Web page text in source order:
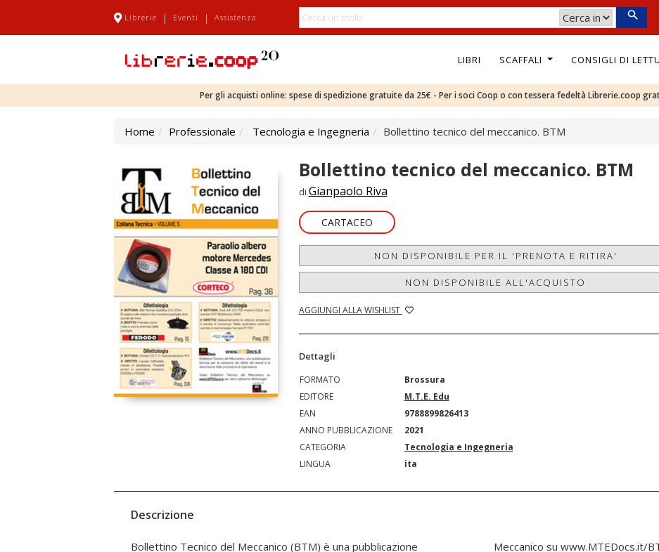
Librerie | Eventi | Assistenza
LIBRI SCAFFALI CONSIGLI DI
Per gli acquisti online: spese di spedizione gratuite da 25€ - Per i soci Coop o con tessera fedeltà Librerie.coop
Home Professionale Tecnologia e Ingegneria Bollettino tecnico del meccanico. BTM
Bollettino tecnico del meccanico. BTM
di Gianpaolo Riva
CARTACEO
NON DISPONIBILE PER IL 'PRENOTA E RITIRA'
NON DISPONIBILE ALL'ACQUISTO
AGGIUNGI ALLA WISHLIST
Dettagli
FORMATO
Brossura
EDITORE
M.T.E. Edu
EAN
9788899826413
ANNO PUBBLICAZIONE
2021
CATEGORIA
Tecnologia e Ingegneria
LINGUA
ita
Descrizione
Bollettino Tecnico del Meccanico (BTM) è una pubblicazione
Meccanico su www.MTEDocs.it/BTM per altre utilissime